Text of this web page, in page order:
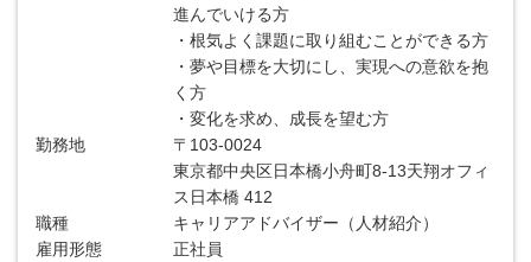
進んでいける方
・根気よく課題に取り組むことができる方
・夢や目標を大切にし、実現への意欲を抱
く方
・変化を求め、成長を望む方
勤務地
〒103-0024
東京都中央区日本橋小舟町8-13天翔オフィ
ス日本橋 412
職種
キャリアアドバイザー（人材紹介）
雇用形態
正社員